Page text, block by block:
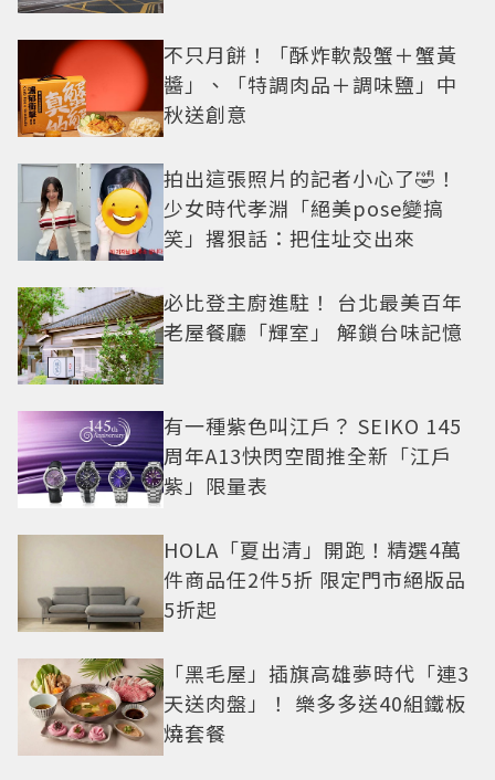
不只月餅！「酥炸軟殼蟹＋蟹黃
醬」、「特調肉品＋調味鹽」中
秋送創意
拍出這張照片的記者小心了🤣！
少女時代孝淵「絕美pose變搞
笑」撂狠話：把住址交出來
必比登主廚進駐！ 台北最美百年
老屋餐廳「輝室」 解鎖台味記憶
有一種紫色叫江戶？ SEIKO 145
周年A13快閃空間推全新「江戶
紫」限量表
HOLA「夏出清」開跑！精選4萬
件商品任2件5折 限定門市絕版品
5折起
「黑毛屋」插旗高雄夢時代「連3
天送肉盤」！ 樂多多送40組鐵板
燒套餐